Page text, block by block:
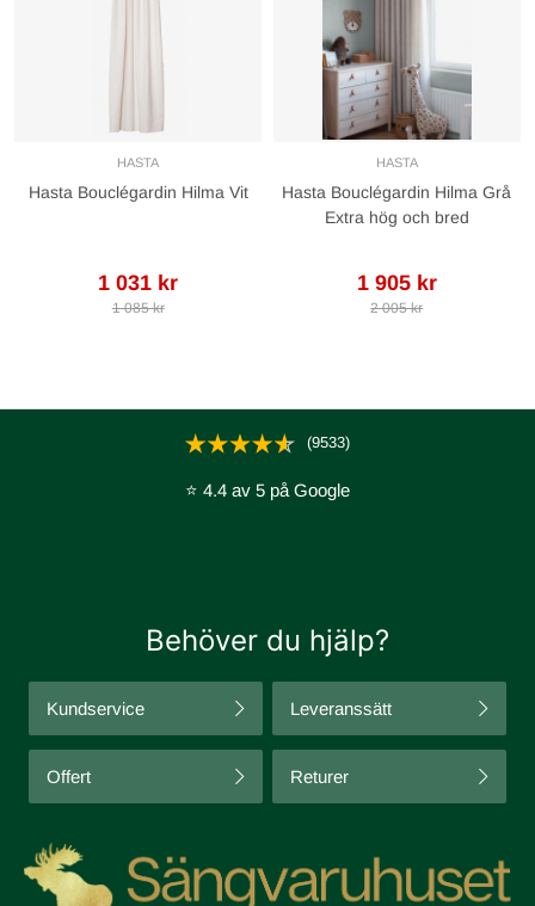
HASTA
Hasta Bouclégardin Hilma Vit
1 031 kr
1 085 kr
HASTA
Hasta Bouclégardin Hilma Grå
Extra hög och bred
1 905 kr
2 005 kr
(9533)
⭐ 4.4 av 5 på Google
Behöver du hjälp?
Kundservice Leveranssätt
Offert Returer